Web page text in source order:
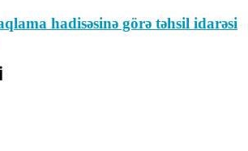
hadisəsinə görə təhsil idarəsi